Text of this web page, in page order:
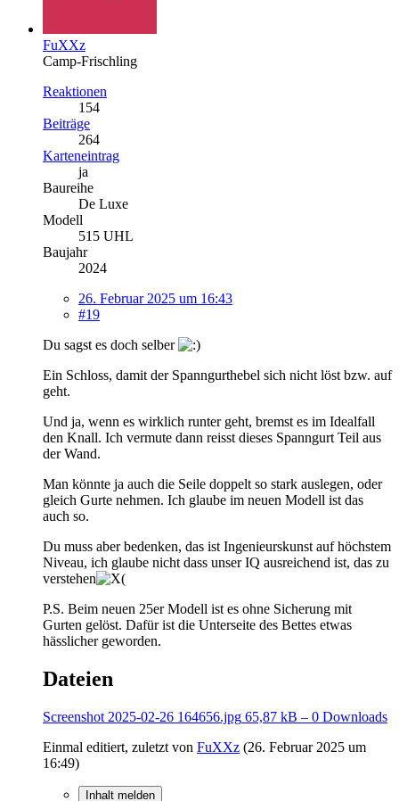
FuXXz
Camp-Frischling
Reaktionen
154
Beiträge
264
Karteneintrag
ja
Baureihe
De Luxe
Modell
515 UHL
Baujahr
2024
26. Februar 2025 um 16:43
#19
Du sagst es doch selber
Ein Schloss, damit der Spanngurthebel sich nicht löst bzw. auf
geht.
Und ja, wenn es wirklich runter geht, bremst es im Idealfall
den Knall. Ich vermute dann reisst dieses Spanngurt Teil aus
der Wand.
Man könnte ja auch die Seile doppelt so stark auslegen, oder
gleich Gurte nehmen. Ich glaube im neuen Modell ist das
auch so.
Du muss aber bedenken, das ist Ingenieurskunst auf höchstem
Niveau, ich glaube nicht dass unser IQ ausreichend ist, das zu
verstehen
P.S. Beim neuen 25er Modell ist es ohne Sicherung mit
Gurten gelöst. Dafür ist die Unterseite des Bettes etwas
hässlicher geworden.
Dateien
Screenshot 2025-02-26 164656.jpg 65,87 kB – 0 Downloads
Einmal editiert, zuletzt von FuXXz (26. Februar 2025 um
16:49)
Inhalt melden